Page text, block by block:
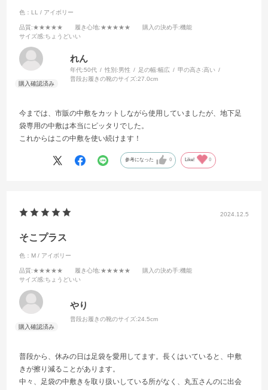
色：LL / アイボリー
品質:★★★★★ 履き心地:★★★★★ 購入の決め手:機能
サイズ感:ちょうどいい
れん
年代:50代 性別:男性 足の幅:幅広 甲の高さ:高い
普段お履きの靴のサイズ:27.0cm
今までは、市販の中敷をカットしながら使用していましたが、地下足
袋専用の中敷は本当にピッタリでした。
これからはこの中敷を使い続けます！
参考になった 0 Like! 0
2024.12.5
そこプラス
色：M / アイボリー
品質:★★★★★ 履き心地:★★★★★ 購入の決め手:機能
サイズ感:ちょうどいい
やり
普段お履きの靴のサイズ:24.5cm
普段から、休みの日は足袋を愛用してます。長くはいていると、中敷
きが擦り減ることがあります。
中々、足袋の中敷きを取り扱いしている所がなく、丸五さんのに出会